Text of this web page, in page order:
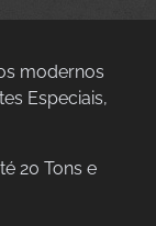
modernos
Especiais,
20 Tons e